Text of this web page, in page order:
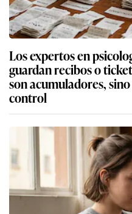
Los expertos en
guardan recibos o
son acumuladores,
control